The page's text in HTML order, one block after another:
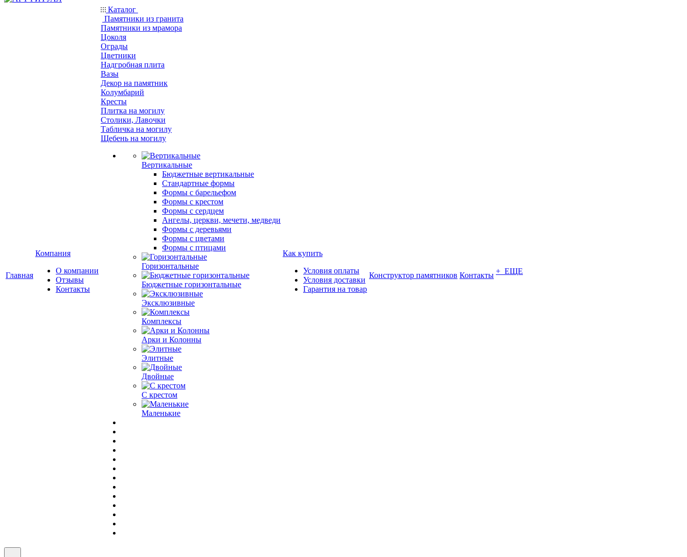
Главная
Компания
О компании
Отзывы
Контакты
Каталог
Памятники из гранита
Памятники из мрамора
Цоколя
Ограды
Цветники
Надгробная плита
Вазы
Декор на памятник
Колумбарий
Кресты
Плитка на могилу
Столики, Лавочки
Табличка на могилу
Щебень на могилу
Вертикальные
Бюджетные вертикальные
Стандартные формы
Формы с барельефом
Формы с крестом
Формы с сердцем
Ангелы, церкви, мечети, медведи
Формы с деревьями
Формы с цветами
Формы с птицами
Горизонтальные
Бюджетные горизонтальные
Эксклюзивные
Комплексы
Арки и Колонны
Элитные
Двойные
С крестом
Маленькие
Как купить
Условия оплаты
Условия доставки
Гарантия на товар
Конструктор памятников Контакты + ЕЩЕ